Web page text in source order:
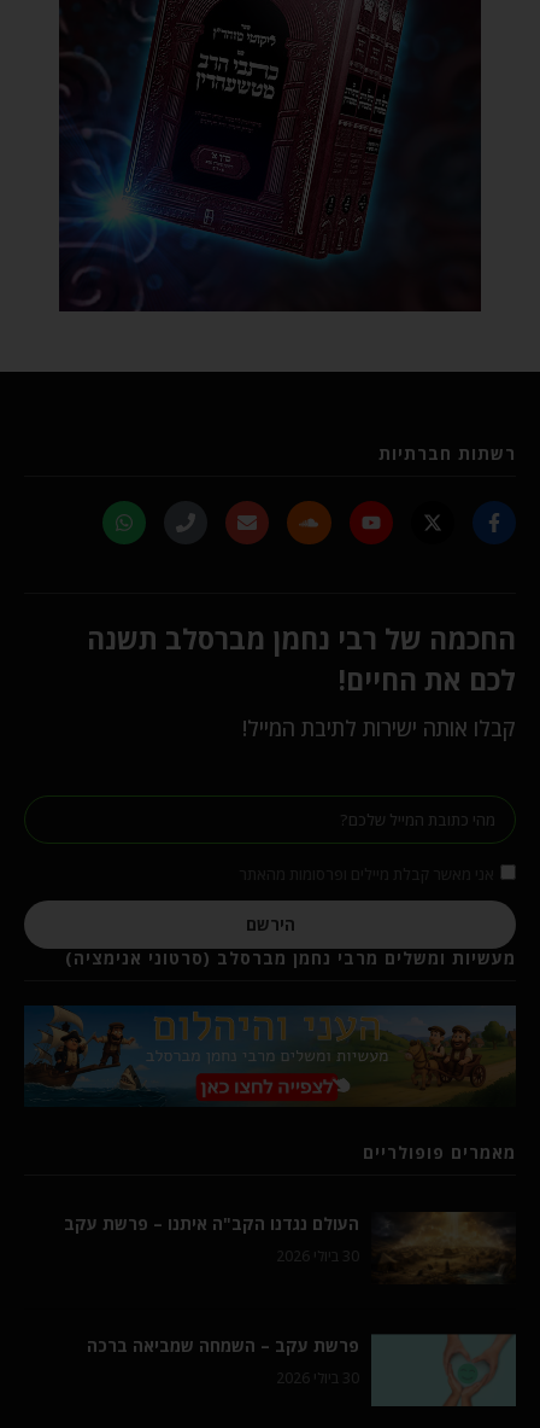
רשתות חברתיות
החכמה של רבי נחמן מברסלב תשנה
לכם את החיים!
קבלו אותה ישירות לתיבת המייל!
הירשם
מעשיות ומשלים מרבי נחמן מברסלב (סרטוני אנימציה)
מאמרים פופולריים
העולם נגדנו הקב"ה איתנו – פרשת עקב
30 ביולי 2026
פרשת עקב – השמחה שמביאה ברכה
30 ביולי 2026